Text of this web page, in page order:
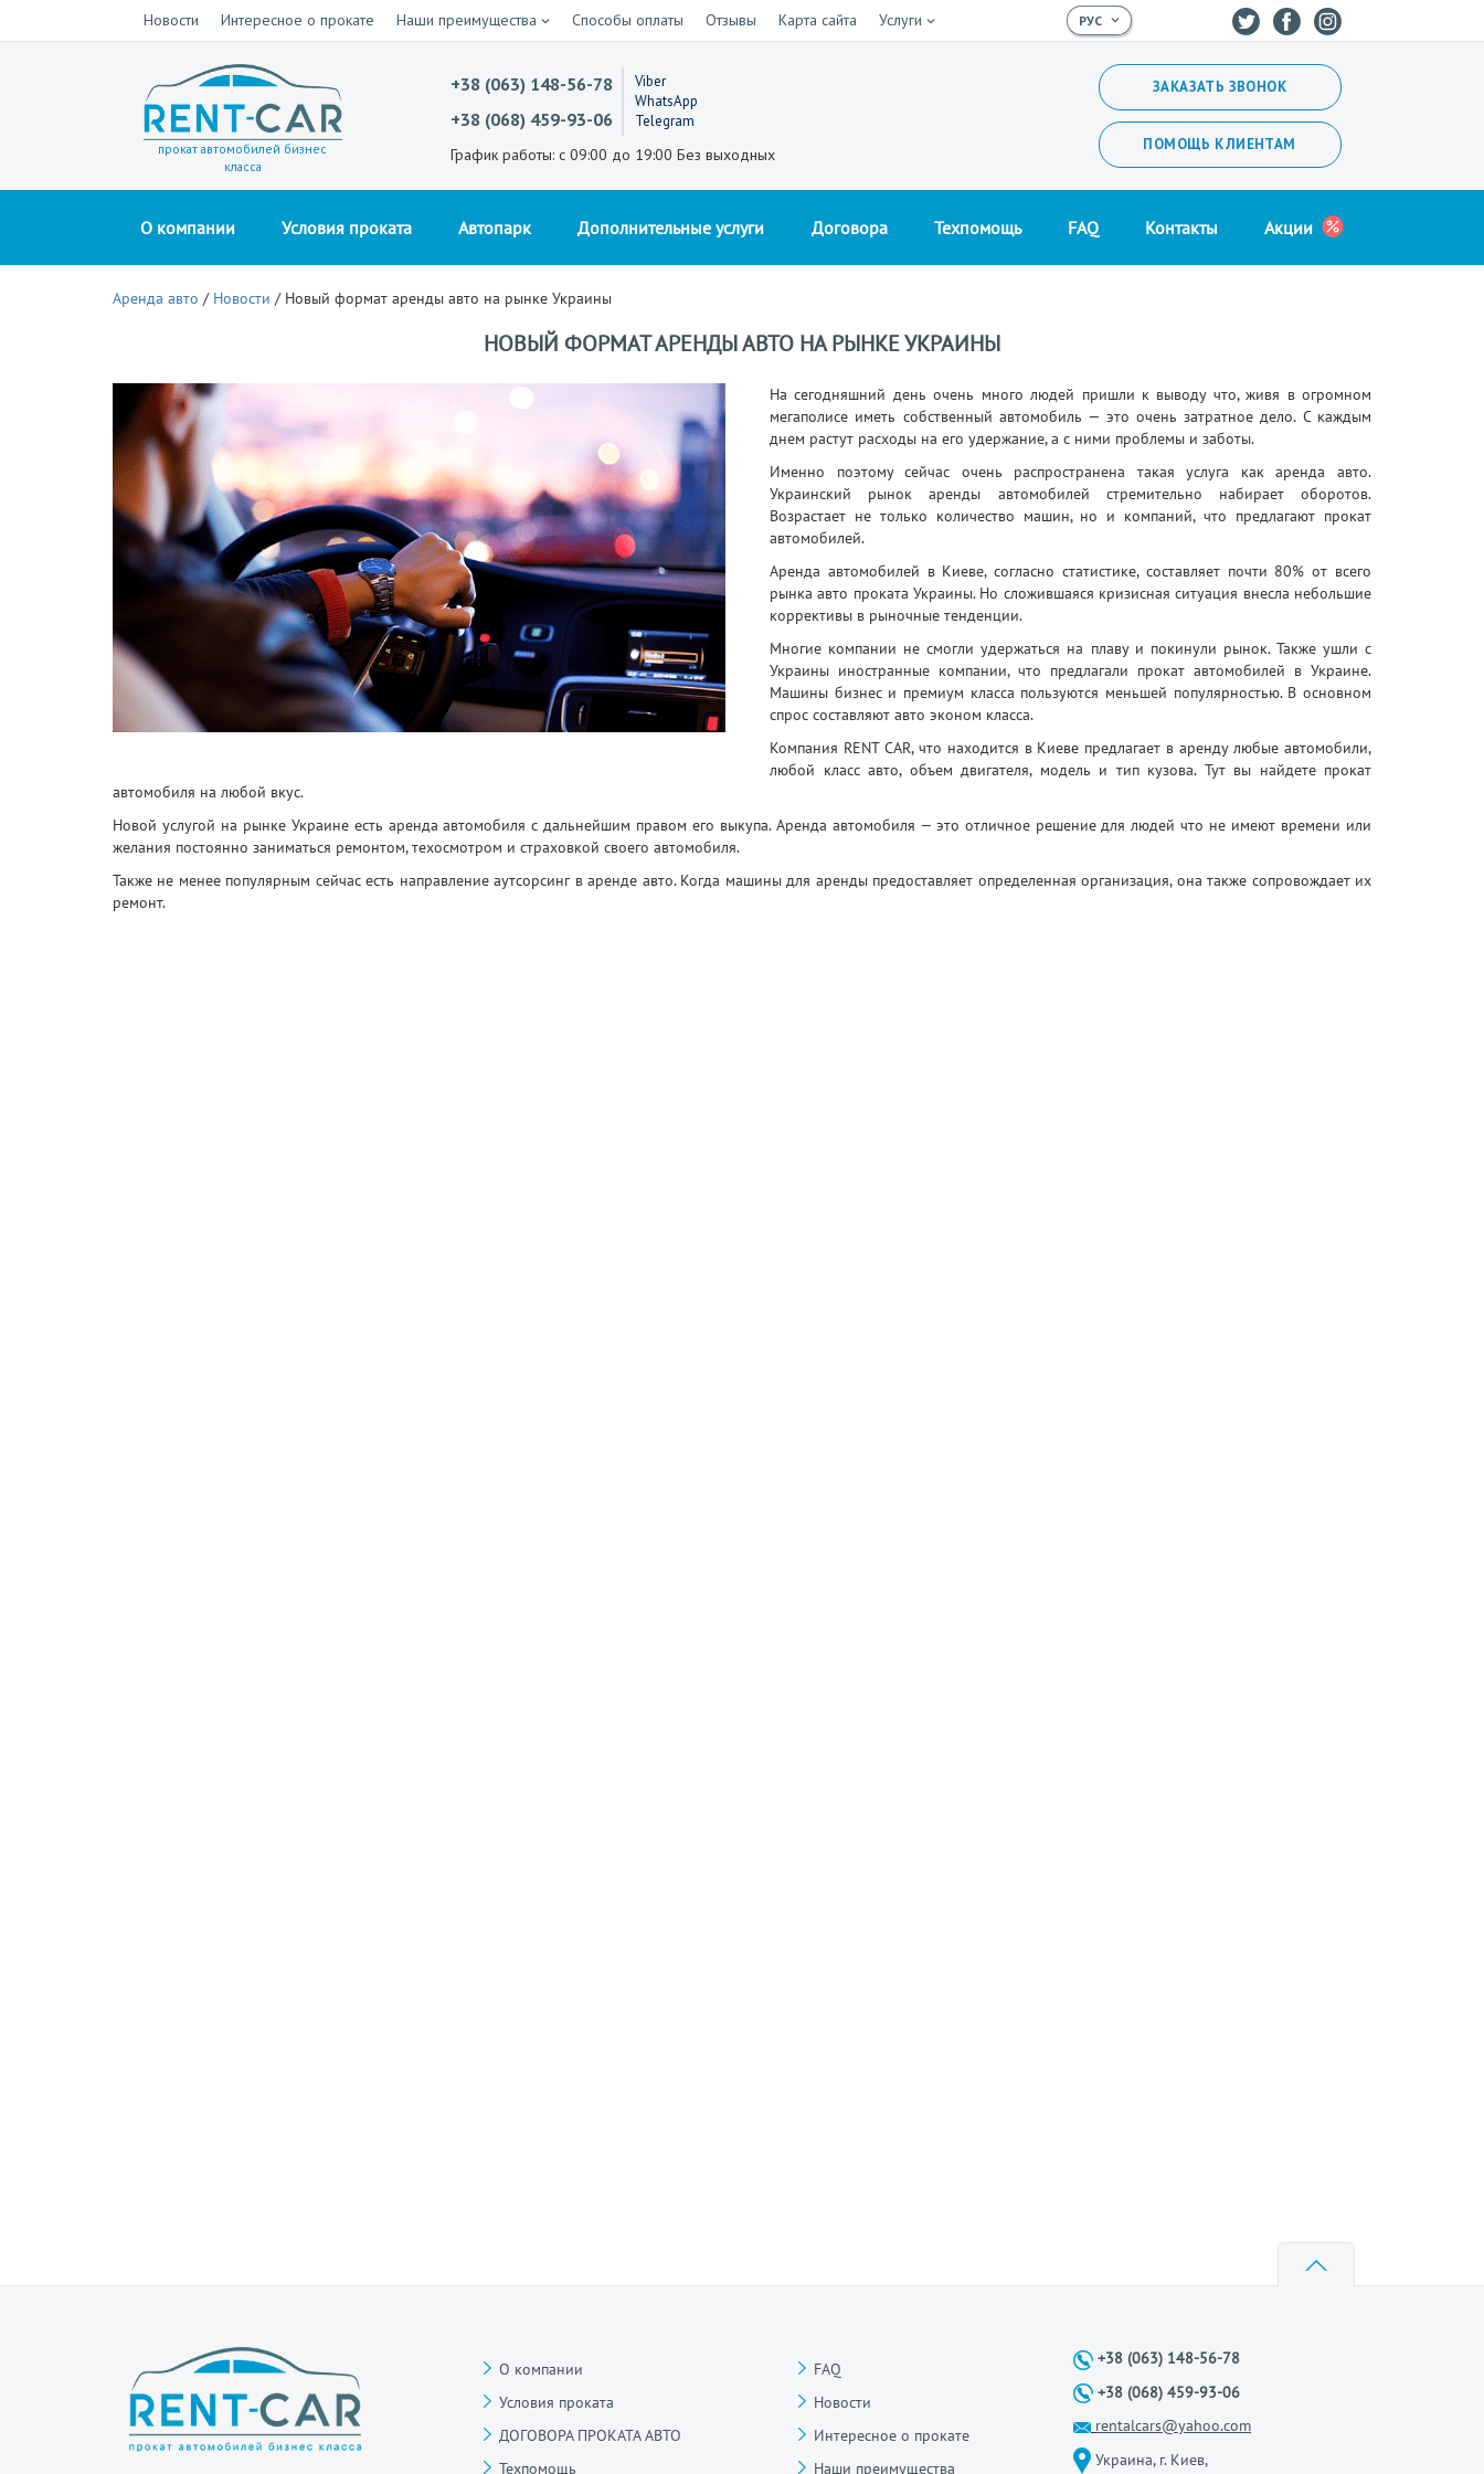
Новости Интересное о прокате Наши преимущества Способы оплаты Отзывы Карта сайта Услуги
прокат автомобилей бизнес
класса
+38 (063) 148-56-78
+38 (068) 459-93-06
Viber
WhatsApp
Telegram
График работы: с 09:00 до 19:00 Без выходных
ЗАКАЗАТЬ ЗВОНОК
ПОМОЩЬ КЛИЕНТАМ
О компании Условия проката Автопарк Дополнительные услуги Договора Техпомощь FAQ Контакты Акции
Аренда авто / Новости / Новый формат аренды авто на рынке Украины
НОВЫЙ ФОРМАТ АРЕНДЫ АВТО НА РЫНКЕ УКРАИНЫ
На сегодняшний день очень много людей пришли к выводу что, живя в огромном
мегаполисе иметь собственный автомобиль — это очень затратное дело. С каждым
днем растут расходы на его удержание, а с ними проблемы и заботы.
Именно поэтому сейчас очень распространена такая услуга как аренда авто.
Украинский рынок аренды автомобилей стремительно набирает оборотов.
Возрастает не только количество машин, но и компаний, что предлагают прокат
автомобилей.
Аренда автомобилей в Киеве, согласно статистике, составляет почти 80% от всего
рынка авто проката Украины. Но сложившаяся кризисная ситуация внесла небольшие
коррективы в рыночные тенденции.
Многие компании не смогли удержаться на плаву и покинули рынок. Также ушли с
Украины иностранные компании, что предлагали прокат автомобилей в Украине.
Машины бизнес и премиум класса пользуются меньшей популярностью. В основном
спрос составляют авто эконом класса.
Компания RENT CAR, что находится в Киеве предлагает в аренду любые автомобили,
любой класс авто, объем двигателя, модель и тип кузова. Тут вы найдете прокат
автомобиля на любой вкус.
Новой услугой на рынке Украине есть аренда автомобиля с дальнейшим правом его выкупа. Аренда автомобиля — это отличное решение для людей что не имеют времени или
желания постоянно заниматься ремонтом, техосмотром и страховкой своего автомобиля.
Также не менее популярным сейчас есть направление аутсорсинг в аренде авто. Когда машины для аренды предоставляет определенная организация, она также сопровождает их
ремонт.
О компании
Условия проката
ДОГОВОРА ПРОКАТА АВТО
Техпомощь
FAQ
Новости
Интересное о прокате
Наши преимущества
+38 (063) 148-56-78
+38 (068) 459-93-06
rentalcars@yahoo.com
Украина, г. Киев,